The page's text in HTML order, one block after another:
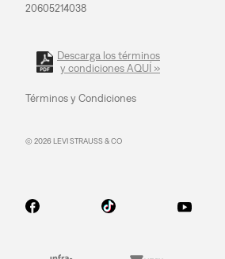
20605214038
Descarga los términos
y condiciones AQUÍ »
Términos y Condiciones
© 2026 LEVI STRAUSS & CO